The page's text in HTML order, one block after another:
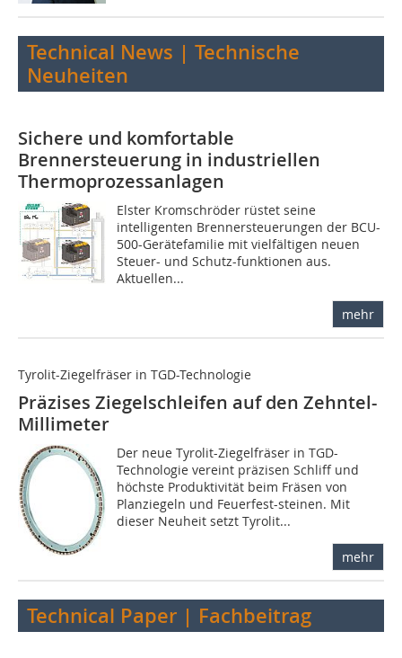
Technical News | Technische
Neuheiten
Sichere und komfortable
Brennersteuerung in industriellen
Thermoprozessanlagen
Elster Kromschröder rüstet seine
intelligenten Brennersteuerungen der BCU-
500-Gerätefamilie mit vielfältigen neuen
Steuer- und Schutz-funktionen aus.
Aktuellen...
mehr
Tyrolit-Ziegelfräser in TGD-Technologie
Präzises Ziegelschleifen auf den Zehntel-
Millimeter
Der neue Tyrolit-Ziegelfräser in TGD-
Technologie vereint präzisen Schliff und
höchste Produktivität beim Fräsen von
Planziegeln und Feuerfest-steinen. Mit
dieser Neuheit setzt Tyrolit...
mehr
Technical Paper | Fachbeitrag